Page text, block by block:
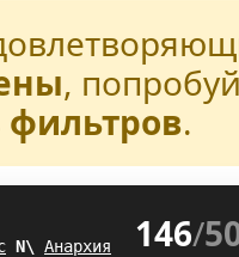
,
фильтров.
XB Анархия 146/